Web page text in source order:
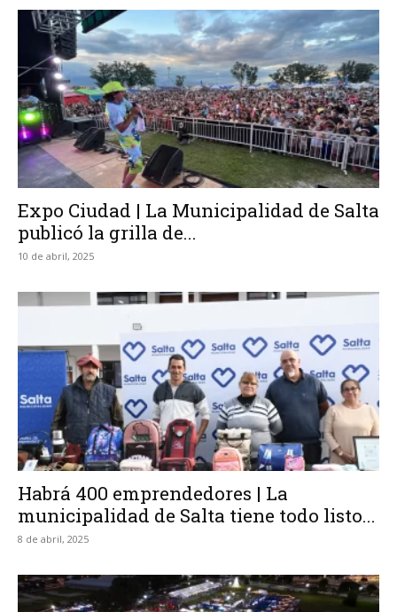
Expo Ciudad | La Municipalidad de Salta
publicó la grilla de...
10 de abril, 2025
Habrá 400 emprendedores | La
municipalidad de Salta tiene todo listo...
8 de abril, 2025